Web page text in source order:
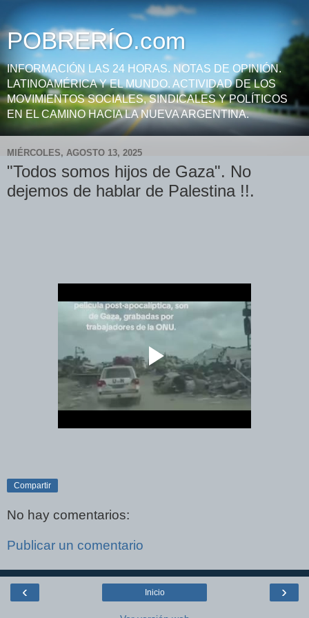
POBRERÍO.com
INFORMACIÓN LAS 24 HORAS. NOTAS DE OPINIÓN.
LATINOAMÉRICA Y EL MUNDO. ACTIVIDAD DE LOS
MOVIMIENTOS SOCIALES, SINDICALES Y POLÍTICOS
EN EL CAMINO HACIA LA NUEVA ARGENTINA.
MIÉRCOLES, AGOSTO 13, 2025
"Todos somos hijos de Gaza". No
dejemos de hablar de Palestina !!.
Compartir
No hay comentarios:
Publicar un comentario
‹ ›
Inicio